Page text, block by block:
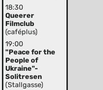
18:30
Queerer
Filmclub
(caféplus)
19:00
"Peace for the
People of
Ukraine"-
Solitresen
(Stallgasse)